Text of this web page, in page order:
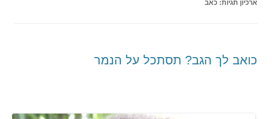
ארכיון תגיות: כאב
כואב לך הגב? תסתכל על הנמר